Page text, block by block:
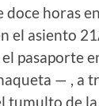
horas
el asiento
pasaporte
— , a
tumulto de